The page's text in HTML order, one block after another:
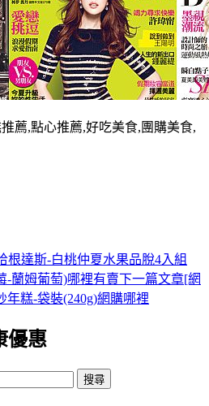
薦,點心推薦,好吃美食,團購美食,
根達斯-白桃仲夏水果品脫4入組
-蘭姆葡萄)哪裡有賣下一篇文章[網
年糕-袋裝(240g)網購哪裡
優惠